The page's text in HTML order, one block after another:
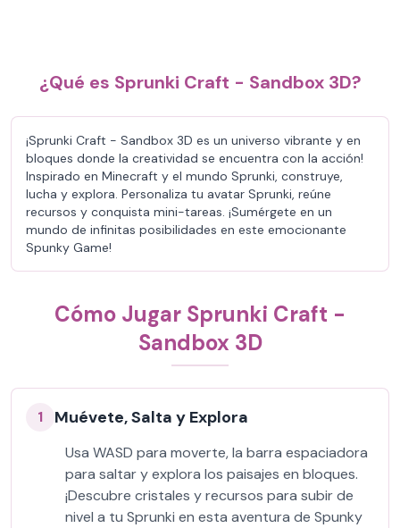
¿Qué es Sprunki Craft - Sandbox 3D?
¡Sprunki Craft - Sandbox 3D es un universo vibrante y en
bloques donde la creatividad se encuentra con la acción!
Inspirado en Minecraft y el mundo Sprunki, construye,
lucha y explora. Personaliza tu avatar Sprunki, reúne
recursos y conquista mini-tareas. ¡Sumérgete en un
mundo de infinitas posibilidades en este emocionante
Spunky Game!
Cómo Jugar Sprunki Craft -
Sandbox 3D
1 Muévete, Salta y Explora
Usa WASD para moverte, la barra espaciadora
para saltar y explora los paisajes en bloques.
¡Descubre cristales y recursos para subir de
nivel a tu Sprunki en esta aventura de Spunky